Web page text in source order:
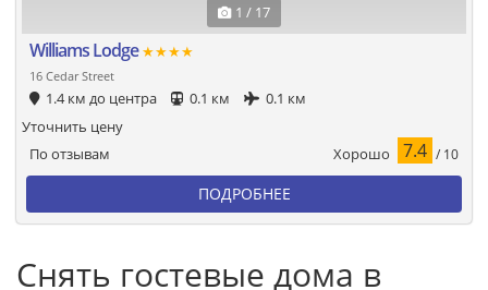
1 / 17
Williams Lodge★★★★
16 Cedar Street
1.4 км до центра 0.1 км 0.1 км
По отзывам Хорошо 7.4 / 10
Уточнить цену
ПОДРОБНЕЕ
Снять гостевые дома в